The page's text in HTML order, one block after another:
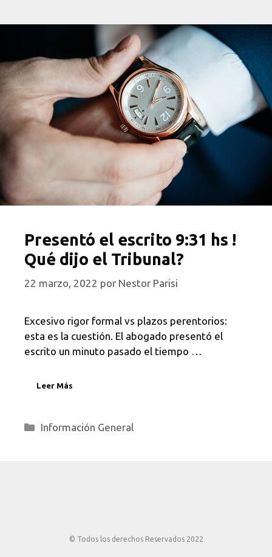
Presentó el escrito 9:31 hs !
Qué dijo el Tribunal?
22 marzo, 2022 por Nestor Parisi
Excesivo rigor formal vs plazos perentorios:
esta es la cuestión. El abogado presentó el
escrito un minuto pasado el tiempo …
Leer Más
Categorías
Información General
© Todos los derechos Reservados 2022